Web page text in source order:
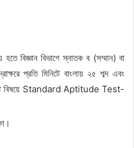
বিজ্ঞান বিভাগে স্নাতক ব (সম্মান) বা
প্রতি মিনিটে বাংলায় ২৫ শব্দ এবং
বিষয়ে Standard Aptitude Test-